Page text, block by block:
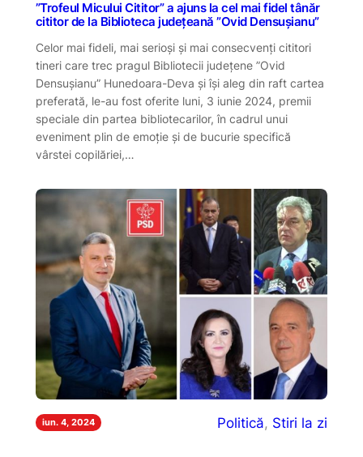
”Trofeul Micului Cititor” a ajuns la cel mai fidel tânăr
cititor de la Biblioteca județeană ”Ovid Densușianu”
Celor mai fideli, mai serioși și mai consecvenți cititori
tineri care trec pragul Bibliotecii județene ”Ovid
Densușianu” Hunedoara-Deva și își aleg din raft cartea
preferată, le-au fost oferite luni, 3 iunie 2024, premii
speciale din partea bibliotecarilor, în cadrul unui
eveniment plin de emoție și de bucurie specifică
vârstei copilăriei,…
iun. 4, 2024 Politică, Stiri la zi